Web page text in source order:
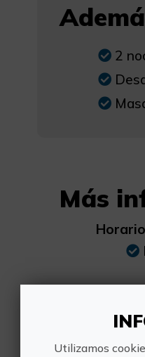
2
Más
Utilizamos